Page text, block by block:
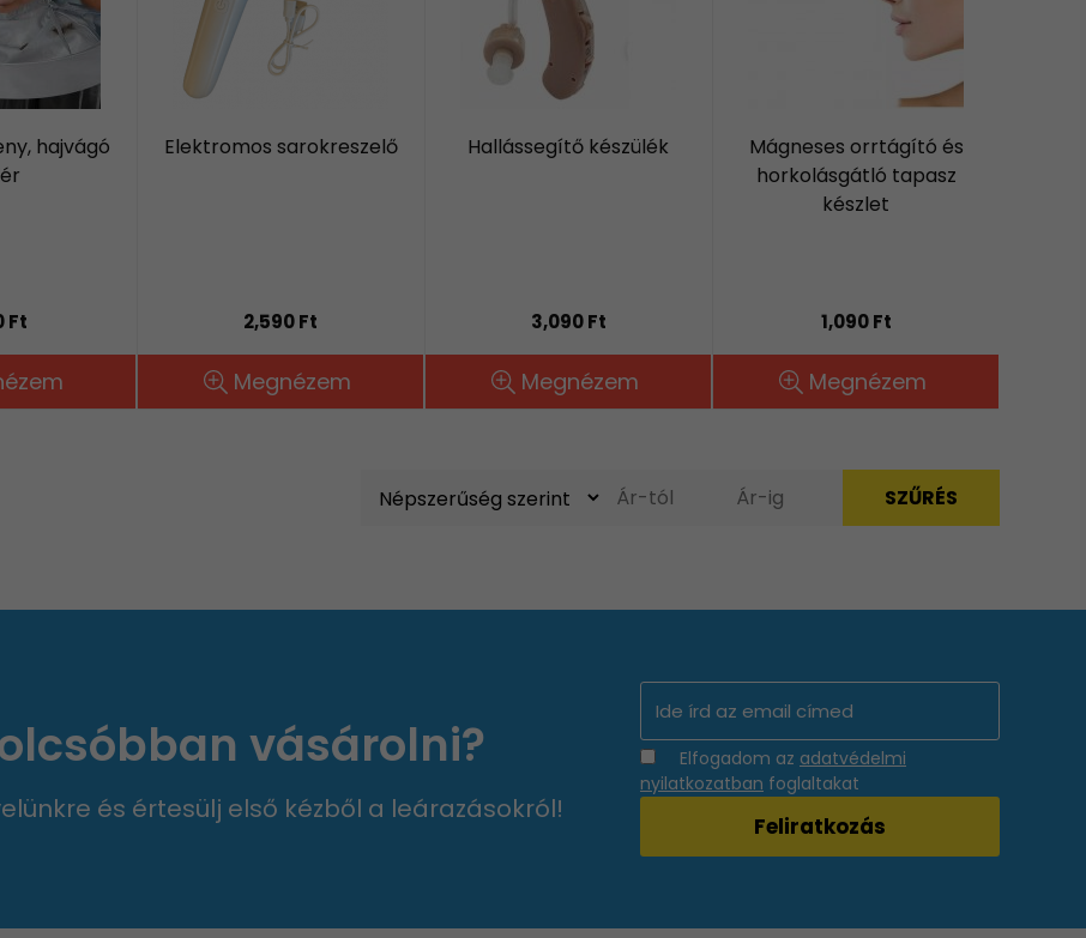
hajvágó
Ft
Elektromos sarokreszelő
2,590 Ft
Megnézem
Hallássegítő készülék
3,090 Ft
Megnézem
Mágneses orrtágító és
horkolásgátló tapasz
készlet
1,090 Ft
Megnézem
vásárolni?
és értesülj első kézből a leárazásokról!
Elfogadom az adatvédelmi
nyilatkozatban foglaltakat